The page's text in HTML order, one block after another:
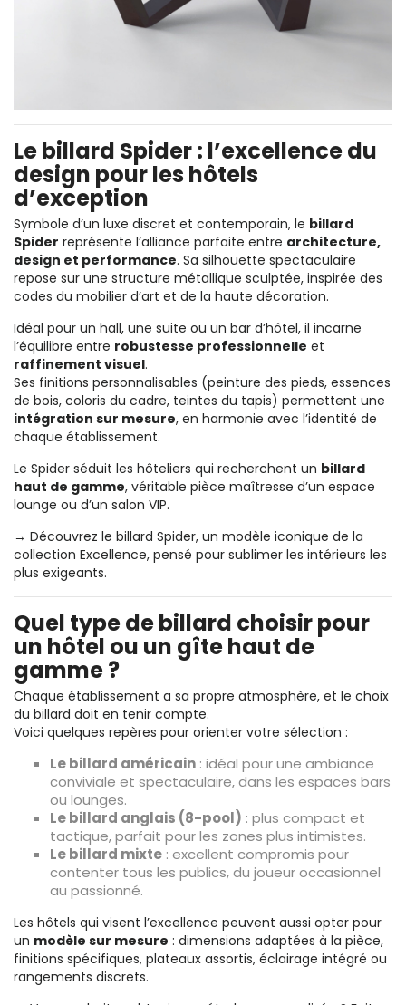
Le billard Spider : l’excellence du
design pour les hôtels
d’exception
Symbole d’un luxe discret et contemporain, le billard
Spider représente l’alliance parfaite entre architecture,
design et performance. Sa silhouette spectaculaire
repose sur une structure métallique sculptée, inspirée des
codes du mobilier d’art et de la haute décoration.
Idéal pour un hall, une suite ou un bar d’hôtel, il incarne
l’équilibre entre robustesse professionnelle et
raffinement visuel.
Ses finitions personnalisables (peinture des pieds, essences
de bois, coloris du cadre, teintes du tapis) permettent une
intégration sur mesure, en harmonie avec l’identité de
chaque établissement.
Le Spider séduit les hôteliers qui recherchent un billard
haut de gamme, véritable pièce maîtresse d’un espace
lounge ou d’un salon VIP.
→ Découvrez le billard Spider, un modèle iconique de la
collection Excellence, pensé pour sublimer les intérieurs les
plus exigeants.
Quel type de billard choisir pour
un hôtel ou un gîte haut de
gamme ?
Chaque établissement a sa propre atmosphère, et le choix
du billard doit en tenir compte.
Voici quelques repères pour orienter votre sélection :
Le billard américain : idéal pour une ambiance
conviviale et spectaculaire, dans les espaces bars
ou lounges.
Le billard anglais (8-pool) : plus compact et
tactique, parfait pour les zones plus intimistes.
Le billard mixte : excellent compromis pour
contenter tous les publics, du joueur occasionnel
au passionné.
Les hôtels qui visent l’excellence peuvent aussi opter pour
un modèle sur mesure : dimensions adaptées à la pièce,
finitions spécifiques, plateaux assortis, éclairage intégré ou
rangements discrets.